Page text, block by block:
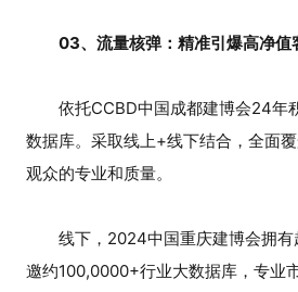
03、流量核弹：精准引爆高净值
依托CCBD中国成都建博会24年
数据库。采取线上+线下结合，全面
观众的专业和质量。
线下，2024中国重庆建博会拥
邀约100,0000+行业大数据库，专业